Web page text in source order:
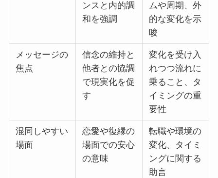
ンスと内的調
和を強調
ムや周期、外
的な変化を示
唆
メッセージの
焦点
信念の維持と
他者との協調
で現実化を促
す
変化を受け入
れつつ流れに
乗ること、タ
イミングの重
要性
混同しやすい
場面
恋愛や復縁の
場面での安心
の意味
転職や環境の
変化、タイミ
ングに関する
助言